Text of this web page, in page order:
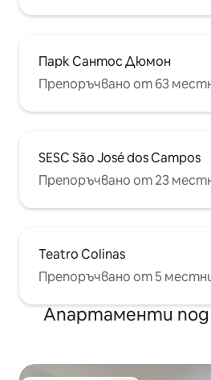
Парк Сантос Дюмон
Препоръчвано от 63
SESC São José dos Campos
Препоръчвано от 23
Teatro Colinas
Препоръчвано от 5
Апартаменти под